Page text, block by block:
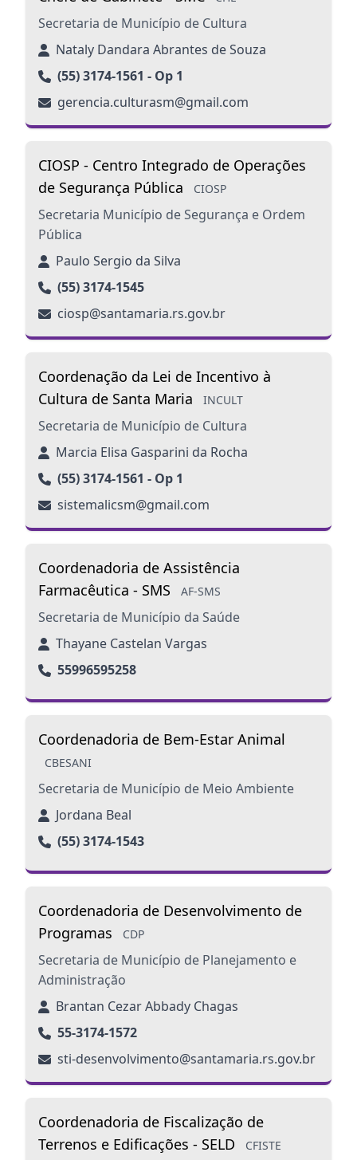
Secretaria de Município de Cultura
Nataly Dandara Abrantes de Souza
(55) 3174-1561 - Op 1
gerencia.culturasm@gmail.com
CIOSP - Centro Integrado de Operações
de Segurança Pública
CIOSP
Secretaria Município de Segurança e Ordem
Pública
Paulo Sergio da Silva
(55) 3174-1545
ciosp@santamaria.rs.gov.br
Coordenação da Lei de Incentivo à
Cultura de Santa Maria
INCULT
Secretaria de Município de Cultura
Marcia Elisa Gasparini da Rocha
(55) 3174-1561 - Op 1
sistemalicsm@gmail.com
Coordenadoria de Assistência
Farmacêutica - SMS
AF-SMS
Secretaria de Município da Saúde
Thayane Castelan Vargas
55996595258
Coordenadoria de Bem-Estar Animal
CBESANI
Secretaria de Município de Meio Ambiente
Jordana Beal
(55) 3174-1543
Coordenadoria de Desenvolvimento de
Programas
CDP
Secretaria de Município de Planejamento e
Administração
Brantan Cezar Abbady Chagas
55-3174-1572
sti-desenvolvimento@santamaria.rs.gov.br
Coordenadoria de Fiscalização de
Terrenos e Edificações - SELD
CFISTE